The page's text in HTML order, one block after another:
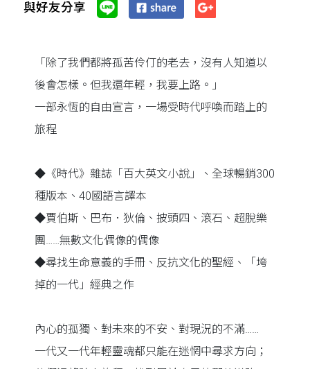
與好友分享
「除了我們都將孤苦伶仃的老去，沒有人知道以
後會怎樣。但我還年輕，我要上路。」
一部永恆的自由宣言，一場受時代呼喚而踏上的
旅程
◆《時代》雜誌「百大英文小說」、全球暢銷300
種版本、40國語言譯本
◆賈伯斯、巴布．狄倫、披頭四、滾石、超脫樂
團……無數文化偶像的偶像
◆尋找生命意義的手冊、反抗文化的聖經、「垮
掉的一代」經典之作
內心的孤獨、對未來的不安、對現況的不滿……
一代又一代年輕靈魂都只能在迷惘中尋求方向；